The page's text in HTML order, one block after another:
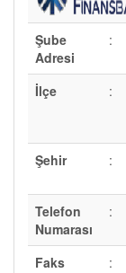
Şube
Adresi
:
İlçe
:
Şehir
:
Telefon
Numarası
:
Faks
: